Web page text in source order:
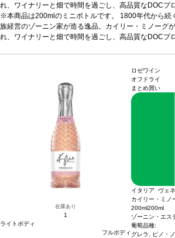
れ、ワイナリーと畑で時間を過ごし、高品質なDOCプ
璧なパートナーを見つけたことが始まりです。テイス
麦わら色で、きめ細かく繊細なペルラージュが立ち上
フルーティで芳醇、青りんご、洋ナシ、ほのかな花を
サーモンのグリルや白身魚のポシェ、鶏肉や七面鳥な
んだ料理 軽食：新鮮な野菜、軽くて香ばしいペイスト
新鮮なベリー類、タルトやシャーベットなどフルーツ
葡萄品種
*本ヴィンテー
あり価格が同様の場合は自動的に次のヴィンテージに
※本商品は200mlのミニボトルです。 1800年代から続くイタリアで最も有名な家
族経営のゾーニン家が造る逸品。カイリー・ミノーグ
れ、ワイナリーと畑で時間を過ごし、高品質なDOCプ
フルーティで芳醇、青りんご、洋ナシ、ほのかな花を伴
とよく合う： 前菜：生ハムとチーズのシャルキュトリ
ティーニ メインディッシュ：野菜のリゾット、サラダ
サーモンのグリルや白身魚のポシェ、鶏肉や七面鳥な
んだ料理 軽食：新鮮な野菜、軽くて香ばしいペイスト
新鮮なベリー類、タルトやシャーベットなどフルーツ
葡萄品種
あり価格が同様の場合は自動的に次のヴィンテージに
在庫あり
1
ライトボディ
フルボディ
ロゼワイン
オフドライ
まとめ買い
イタリア ヴェ
カイリー・ミノ
200ml200ml
ゾーニン・エス
葡萄品種:
グレラ, ピノ・